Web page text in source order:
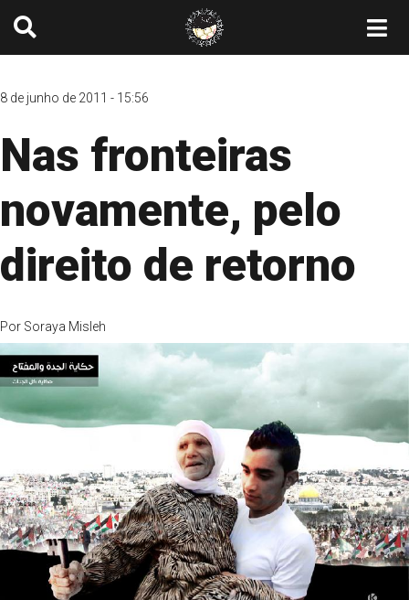
8 de junho de 2011 - 15:56
Nas fronteiras
novamente, pelo
direito de retorno
Por Soraya Misleh